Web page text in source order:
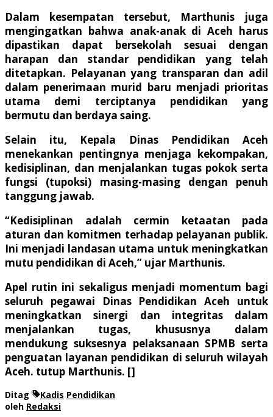
Dalam kesempatan tersebut, Marthunis juga
mengingatkan bahwa anak-anak di Aceh harus
dipastikan dapat bersekolah sesuai dengan
harapan dan standar pendidikan yang telah
ditetapkan. Pelayanan yang transparan dan adil
dalam penerimaan murid baru menjadi prioritas
utama demi terciptanya pendidikan yang
bermutu dan berdaya saing.
Selain itu, Kepala Dinas Pendidikan Aceh
menekankan pentingnya menjaga kekompakan,
kedisiplinan, dan menjalankan tugas pokok serta
fungsi (tupoksi) masing-masing dengan penuh
tanggung jawab.
“Kedisiplinan adalah cermin ketaatan pada
aturan dan komitmen terhadap pelayanan publik.
Ini menjadi landasan utama untuk meningkatkan
mutu pendidikan di Aceh,” ujar Marthunis.
Apel rutin ini sekaligus menjadi momentum bagi
seluruh pegawai Dinas Pendidikan Aceh untuk
meningkatkan sinergi dan integritas dalam
menjalankan tugas, khususnya dalam
mendukung suksesnya pelaksanaan SPMB serta
penguatan layanan pendidikan di seluruh wilayah
Aceh. tutup Marthunis. []
Ditag Kadis Pendidikan
oleh Redaksi